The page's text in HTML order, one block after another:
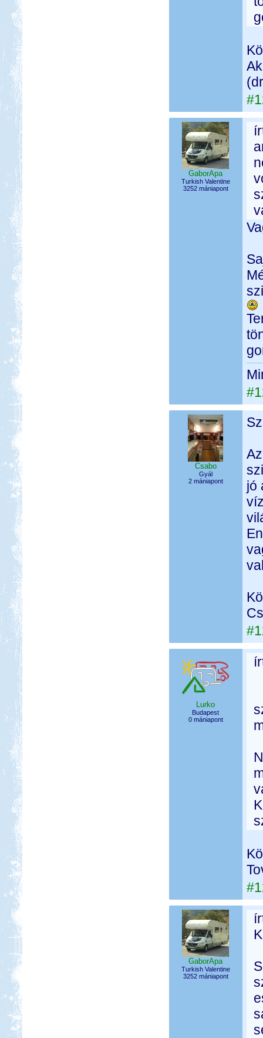
GaborApa
Turkish Valentine
3252 mániapont
Csabo
Gyál
2 mániapont
jó
Lurko
Budapest
0 mániapont
GaborApa
Turkish Valentine
3252 mániapont